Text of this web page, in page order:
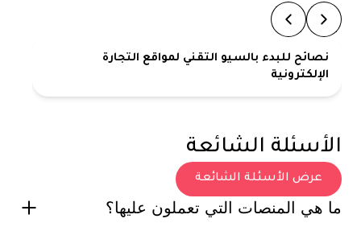
نصائح للبدء بالسيو التقني لمواقع التجارة
الإلكترونية
الأسئلة الشائعة
عرض الأسئلة الشائعة
ما هي المنصات التي تعملون عليها؟